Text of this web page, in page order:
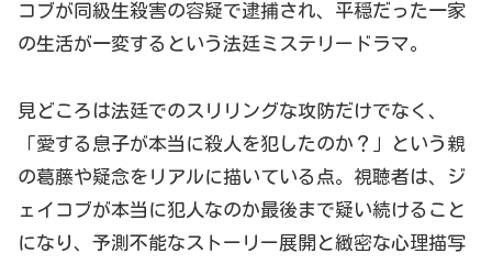
コブが同級生殺害の容疑で逮捕され、平穏だった一家
の生活が一変するという法廷ミステリードラマ。
見どころは法廷でのスリリングな攻防だけでなく、
「愛する息子が本当に殺人を犯したのか ？」
という親
の葛藤や疑念をリアルに描いている点。視聴者は、ジ
ェイコブが本当に犯人なのか最後まで疑い続けること
になり、予測不能なストーリー展開と緻密な心理描写